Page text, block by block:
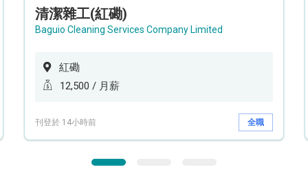
清潔雜工(紅磡)
Baguio Cleaning Services Company Limited
紅磡
12,500 / 月薪
刊登於 14小時前 全職